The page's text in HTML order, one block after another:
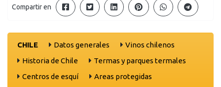
Compartir en
CHILE Datos generales
Vinos chilenos
Historia de Chile
Termas y parques termales
Centros de esquí
Areas protegidas